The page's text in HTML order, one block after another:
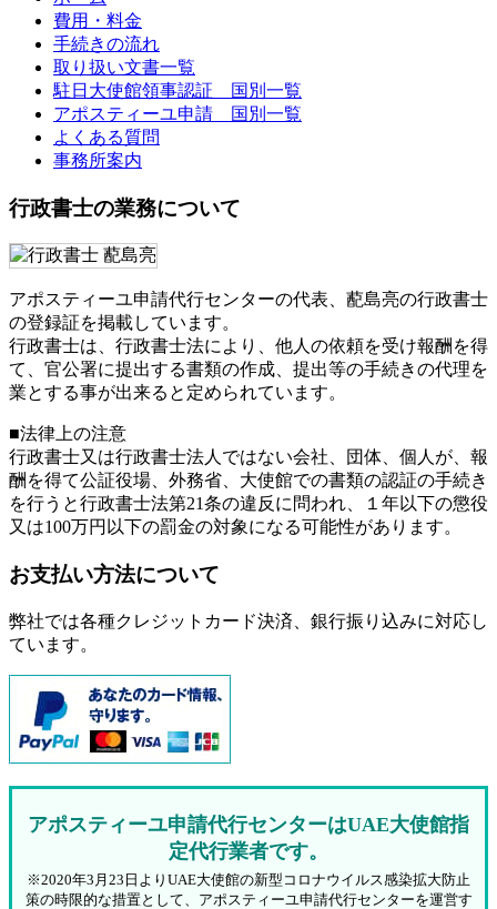
費用・料金
手続きの流れ
取り扱い文書一覧
駐日大使館領事認証 国別一覧
アポスティーユ申請 国別一覧
よくある質問
事務所案内
行政書士の業務について
アポスティーユ申請代行センターの代表、蓜島亮の行政書士
の登録証を掲載しています。
行政書士は、行政書士法により、他人の依頼を受け報酬を得
て、官公署に提出する書類の作成、提出等の手続きの代理を
業とする事が出来ると定められています。
■法律上の注意
行政書士又は行政書士法人ではない会社、団体、個人が、報
酬を得て公証役場、外務省、大使館での書類の認証の手続き
を行うと行政書士法第21条の違反に問われ、
１年以下の懲役
又は100万円以下の罰金の対象になる可能性があります。
お支払い方法について
弊社では各種クレジットカード決済、銀行振り込みに対応し
ています。
アポスティーユ申請代行センターはUAE大使館指
定代行業者です。
※2020年3月23日よりUAE大使館の新型コロナウイルス感染拡大防止
策の時限的な措置として、アポスティーユ申請代行センターを運営す